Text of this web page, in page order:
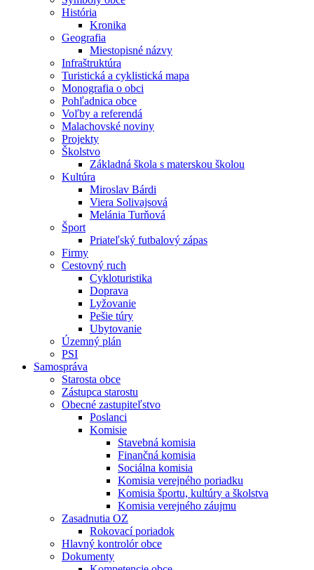
História
Kronika
Geografia
Miestopisné názvy
Infraštruktúra
Turistická a cyklistická mapa
Monografia o obci
Pohľadnica obce
Voľby a referendá
Malachovské noviny
Projekty
Školstvo
Základná škola s materskou školou
Kultúra
Miroslav Bárdi
Viera Solivajsová
Melánia Turňová
Šport
Priateľský futbalový zápas
Firmy
Cestovný ruch
Cykloturistika
Doprava
Lyžovanie
Pešie túry
Ubytovanie
Územný plán
PSI
Samospráva
Starosta obce
Zástupca starostu
Obecné zastupiteľstvo
Poslanci
Komisie
Stavebná komisia
Finančná komisia
Sociálna komisia
Komisia verejného poriadku
Komisia športu, kultúry a školstva
Komisia verejného záujmu
Zasadnutia OZ
Rokovací poriadok
Hlavný kontrolór obce
Dokumenty